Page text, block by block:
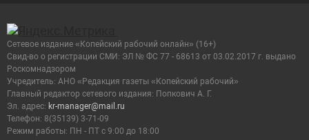
Сетевое издание «Копейский рабочий онлайн» (16+)
Cвид-во о регистрации СМИ: ЭЛ № ФС 77 - 68613 от 03.02.2017 г. выдано
Роскомнадзором
Учредитель: АНО «Редакция газеты «Копейский рабочий»
Главный редактор сетевого издания: Попкович А. Г.
Эл. адрес: kr-manager@mail.ru
Телефон: 8(35139) 3-71-09
Режим работы: ПН - ПТ с 9:00 до 18:00